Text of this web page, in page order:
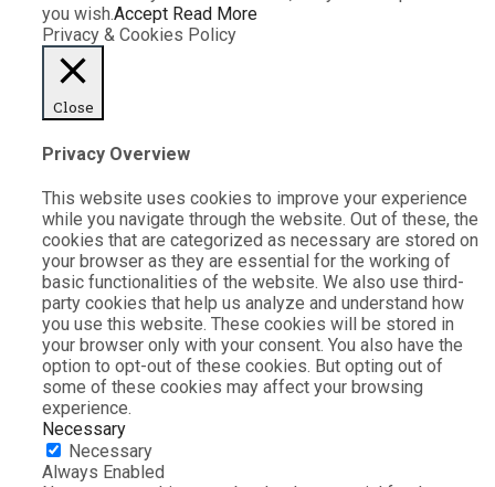
you wish.Accept Read More
Privacy & Cookies Policy
Close
Privacy Overview
This website uses cookies to improve your experience
while you navigate through the website. Out of these, the
cookies that are categorized as necessary are stored on
your browser as they are essential for the working of
basic functionalities of the website. We also use third-
party cookies that help us analyze and understand how
you use this website. These cookies will be stored in
your browser only with your consent. You also have the
option to opt-out of these cookies. But opting out of
some of these cookies may affect your browsing
experience.
Necessary
Necessary
Always Enabled